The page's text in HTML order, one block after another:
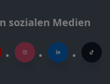
sozialen Medien